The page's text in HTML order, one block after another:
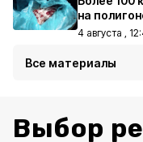
на
4 августа ,
Все материалы
Выбор